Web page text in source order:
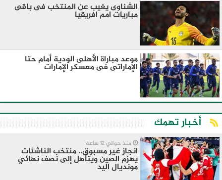
الشناوى يغيب عن المنتخب فى باقى
مباريات امم افريقيا
موعد مباراة الأهلى الودية أمام حتا
الإماراتى فى معسكر الإمارات
أخبار تهمك
منذ حوالي 12 ساعة
انجاز غير مسبوق.. منتخب الناشئات
يهزم الصين ويتأهل إلى نصف نهائي
مونديال اليد